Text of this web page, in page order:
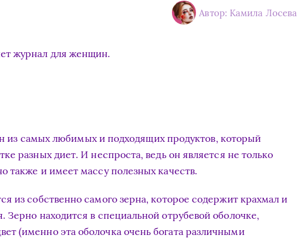
Автор: Камила Лосева
журнал для женщин.
из самых любимых и подходящих продуктов, который
разных диет. И неспроста, ведь он является не только
также и имеет массу полезных качеств.
из собственно самого зерна, которое содержит крахмал и
Зерно находится в специальной отрубевой оболочке,
(именно эта оболочка очень богата различными